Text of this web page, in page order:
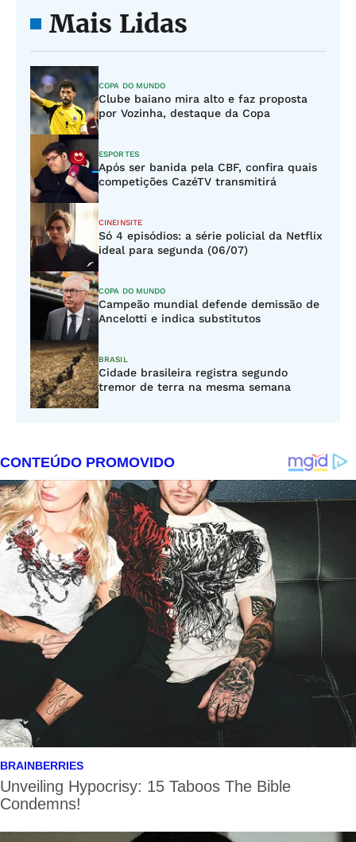
Mais Lidas
COPA DO MUNDO
Clube baiano mira alto e faz proposta
por Vozinha, destaque da Copa
ESPORTES
Após ser banida pela CBF, confira quais
competições CazéTV transmitirá
CINEINSITE
Só 4 episódios: a série policial da Netflix
ideal para segunda (06/07)
COPA DO MUNDO
Campeão mundial defende demissão de
Ancelotti e indica substitutos
BRASIL
Cidade brasileira registra segundo
tremor de terra na mesma semana